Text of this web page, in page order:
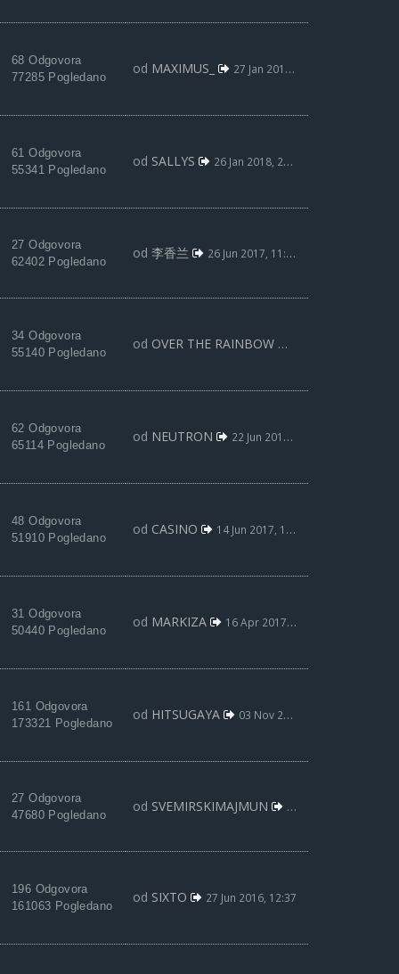
68 Odgovora
77285 Pogledano
od MAXIMUS_ 27 Jan 2018, 01:25
61 Odgovora
55341 Pogledano
od SALLYS 26 Jan 2018, 20:46
27 Odgovora
62402 Pogledano
od 李香兰 26 Jun 2017, 11:33
34 Odgovora
55140 Pogledano
od OVER THE RAINBOW
62 Odgovora
65114 Pogledano
od NEUTRON 22 Jun 2017, 01:32
48 Odgovora
51910 Pogledano
od CASINO 14 Jun 2017, 18:35
31 Odgovora
50440 Pogledano
od MARKIZA 16 Apr 2017, 11:44
161 Odgovora
173321 Pogledano
od HITSUGAYA 03 Nov 2016, 20:00
27 Odgovora
47680 Pogledano
od SVEMIRSKIMAJMUN 18 Avg 2016, 18:07
196 Odgovora
161063 Pogledano
od SIXTO 27 Jun 2016, 12:37